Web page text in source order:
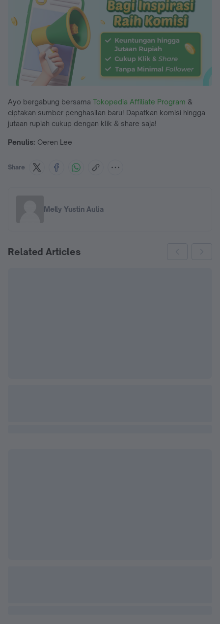
Ayo bergabung bersama Tokopedia Affiliate Program &
ciptakan sumber penghasilan baru! Dapatkan komisi hingga
jutaan rupiah cukup dengan klik & share saja!
Penulis: Oeren Lee
Share
Melly Yustin Aulia
Related Articles